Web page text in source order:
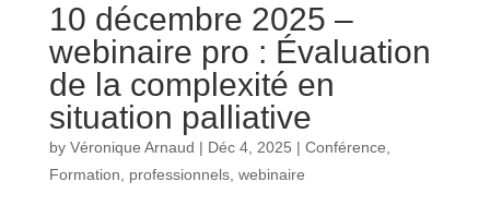
10 décembre 2025 –
webinaire pro : Évaluation
de la complexité en
situation palliative
by Véronique Arnaud | Déc 4, 2025 | Conférence
Formation
professionnels, webinaire